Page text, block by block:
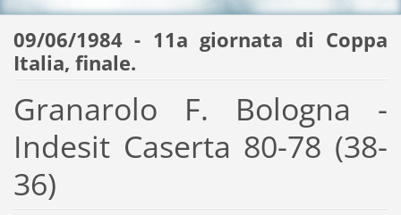
09/06/1984 - 11a giornata di Coppa
Italia, finale.
Granarolo F. Bologna -
Indesit Caserta 80-78 (38-
36)